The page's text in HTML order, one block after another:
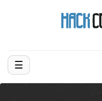
Basculer
☰